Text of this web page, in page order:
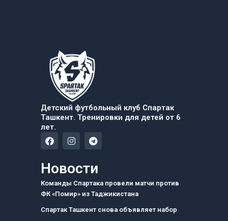
Детский футбольный клуб Спартак
Ташкент. Тренировки для детей от 6
лет.
F
a
e
b
o
k
I
n
a
g
r
a
m
T
e
g
a
m
Новости
Команды Спартака провели матчи против
ФК «Помир» из Таджикистана
Спартак Ташкент снова объявляет набор